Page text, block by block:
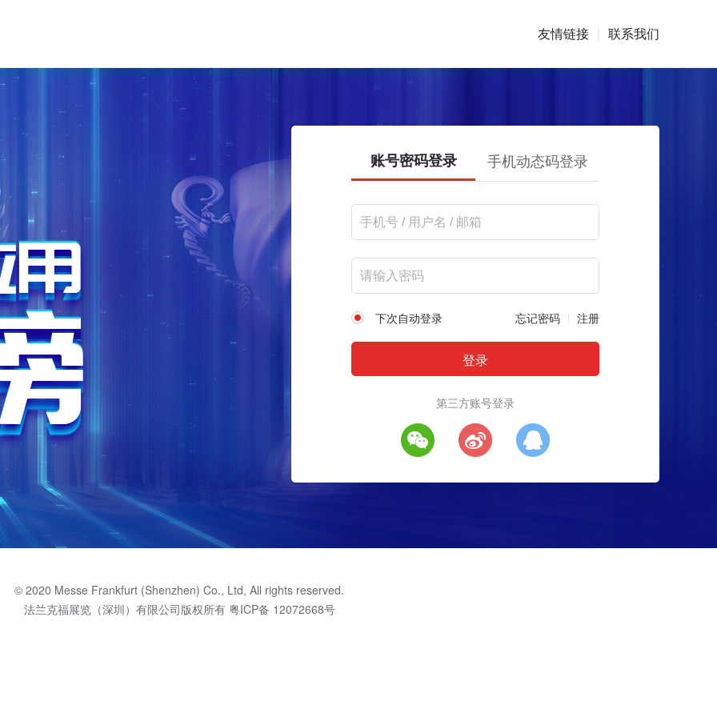
友情链接 | 联系我们
账号密码登录 手机动态码登录
下次自动登录 忘记密码 注册
第三方账号登录
© 2020 Messe Frankfurt (Shenzhen) Co., Ltd, All rights reserved.
法兰克福展览（深圳）有限公司版权所有 粤ICP备 12072668号